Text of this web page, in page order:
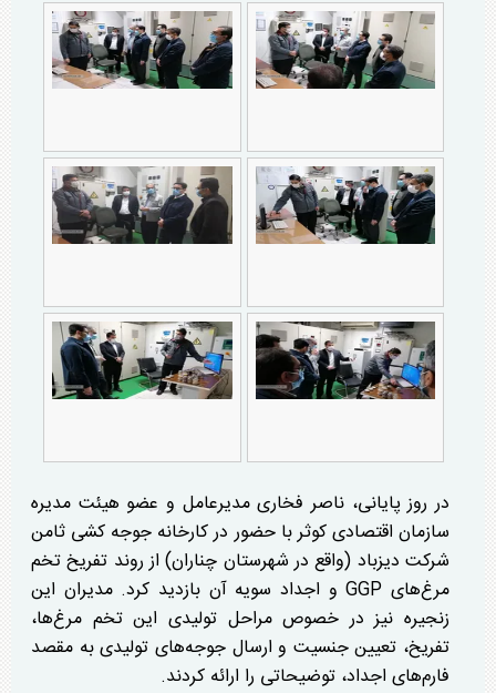
در روز پایانی، ناصر فخاری مدیرعامل و عضو هیئت مدیره
سازمان اقتصادی کوثر با حضور در کارخانه جوجه کشی ثامن
شرکت دیزباد (واقع در شهرستان چناران) از روند تفریخ تخم
مرغ‌های GGP و اجداد سویه آن بازدید کرد. مدیران این
زنجیره نیز در خصوص مراحل تولیدی این تخم مرغ‌ها،
تفریخ، تعیین جنسیت و ارسال جوجه‌های تولیدی به مقصد
فارم‌های اجداد، توضیحاتی را ارائه کردند.